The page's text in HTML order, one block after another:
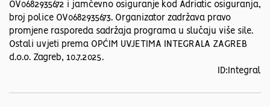
OV0682935672 i jamčevno osiguranje kod Adriatic osiguranja,
broj police OV0682935673. Organizator zadržava pravo
promjene rasporeda sadržaja programa u slučaju više sile.
Ostali uvjeti prema OPĆIM UVJETIMA INTEGRALA ZAGREB
d.o.o. Zagreb, 10.7.2025.
ID:Integral